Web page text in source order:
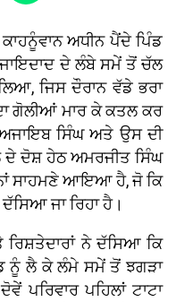
ਅਧੀਨ ਪੈਂਦੇ ਪਿੰਡ
ਦੇ ਲੰਬੇ ਸਮੇਂ ਤੋਂ ਚੱਲ
ਜਿਸ ਦੌਰਾਨ ਵੱਡੇ ਭਰਾ
ਗੋਲੀਆਂ ਮਾਰ ਕੇ ਕਤਲ ਕਰ
ਅਜਾਇਬ ਸਿੰਘ ਅਤੇ ਉਸ ਦੀ
ਦੋਸ਼ ਹੇਠ ਅਮਰਜੀਤ ਸਿੰਘ
ਸਾਹਮਣੇ ਆਇਆ ਹੈ, ਜੋ ਕਿ
ਜਾ ਰਿਹਾ ਹੈ।
ਨੇ ਦੱਸਿਆ ਕਿ
ਨੂੰ ਲੈ ਕੇ ਲੰਮੇ ਸਮੇਂ ਤੋਂ ਝਗੜਾ
ਪਰਿਵਾਰ ਪਹਿਲਾਂ ਟਾਟਾ